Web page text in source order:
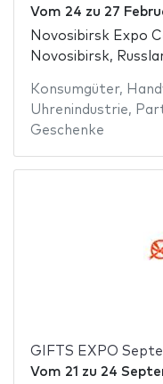
Vom 24 zu 27
Novosibirsk Expo
Novosibirsk,
Konsumgüter,
Uhrenindustrie,
Geschenke
GIFTS EXPO
Vom 21 zu 24